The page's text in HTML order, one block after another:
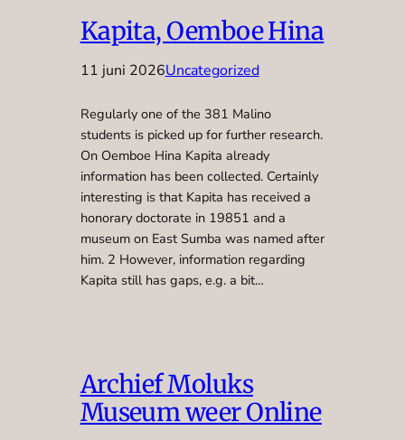
Kapita, Oemboe Hina
11 juni 2026Uncategorized
Regularly one of the 381 Malino
students is picked up for further research.
On Oemboe Hina Kapita already
information has been collected. Certainly
interesting is that Kapita has received a
honorary doctorate in 19851 and a
museum on East Sumba was named after
him. 2 However, information regarding
Kapita still has gaps, e.g. a bit…
Archief Moluks
Museum weer Online